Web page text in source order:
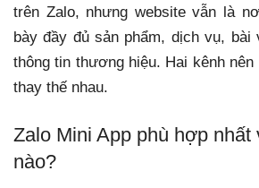
trên Zalo, nhưng website vẫn là
bày đầy đủ sản phẩm, dịch vụ, bài
thông tin thương hiệu. Hai kênh
thay thế nhau.
Zalo Mini App phù hợp nhất
nào?